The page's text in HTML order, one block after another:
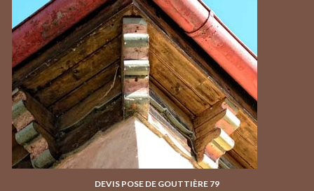
DEVIS POSE DE GOUTTIÈRE 79